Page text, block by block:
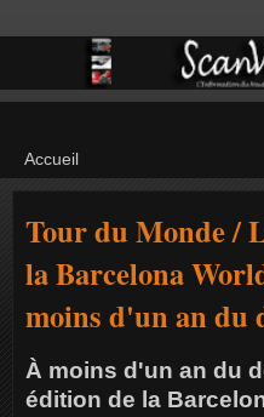
Tour du Monde /
la Barcelona
moins d'un an du
À moins d'un an du
édition de la